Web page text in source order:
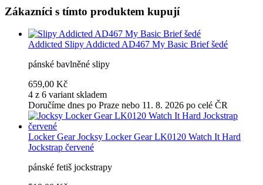
Zákazníci s tímto produktem kupují
Addicted Slipy Addicted AD467 My Basic Brief šedé
pánské bavlněné slipy
659,00 Kč
4 z 6 variant skladem
Doručíme dnes po Praze nebo 11. 8. 2026 po celé ČR
Locker Gear Jocksy Locker Gear LK0120 Watch It Hard
Jockstrap červené
pánské fetiš jockstrapy